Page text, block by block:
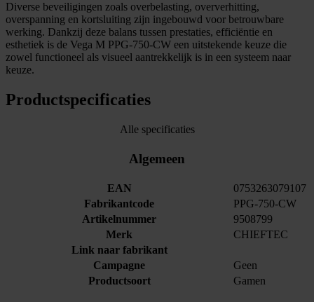
Diverse beveiligingen zoals overbelasting, oververhitting,
overspanning en kortsluiting zijn ingebouwd voor betrouwbare
werking. Dankzij deze balans tussen prestaties, efficiëntie en
esthetiek is de Vega M PPG‑750‑CW een uitstekende keuze die
zowel functioneel als visueel aantrekkelijk is in een systeem naar
keuze.
Productspecificaties
Alle specificaties
Algemeen
EAN
0753263079107
Fabrikantcode
PPG-750-CW
Artikelnummer
9508799
Merk
CHIEFTEC
Link naar fabrikant
Campagne
Geen
Productsoort
Gamen